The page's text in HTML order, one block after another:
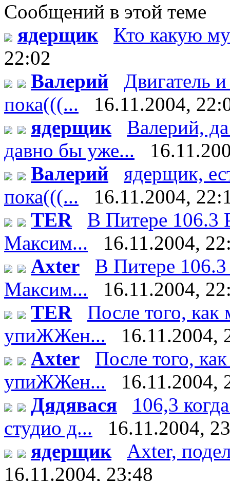
Сообщений в этой теме
ядерщик
Кто какую
22:02
Валерий
Двигатель
пока(((...
16.11.2004,
ядерщик
Валерий,
давно бы уже...
Валерий
ядерщик,
пока(((...
16.11.2004,
TER
В Питере 106.3
Максим...
16.11.2004,
Axter
В Питере
Максим...
16.11.2004,
TER
После того,
упиЖЖен...
16.11.2004,
Axter
После того,
упиЖЖен...
16.11.2004,
Дядявася
106,3
студио д...
16.11.2004,
ядерщик
Axter,
16.11.2004, 23:48